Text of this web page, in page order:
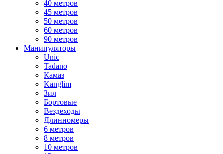
40 метров
45 метров
50 метров
60 метров
90 метров
Манипуляторы
Unic
Tadano
Камаз
Kanglim
Зил
Бортовые
Вездеходы
Длинномеры
6 метров
8 метров
10 метров